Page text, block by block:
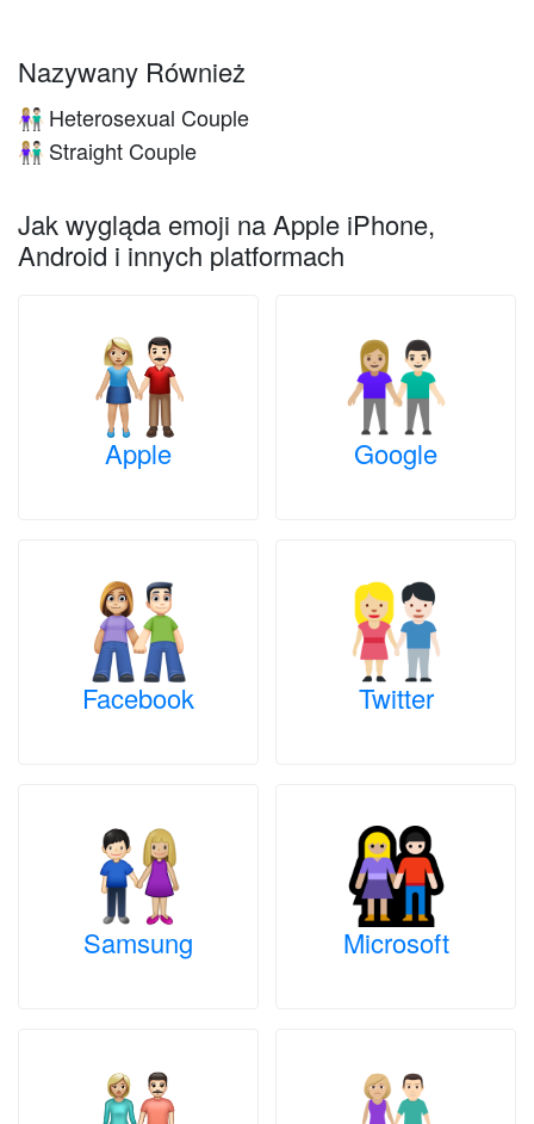
Nazywany Również
👩🏼‍🤝‍👨🏻 Heterosexual Couple
👩🏼‍🤝‍👨🏻 Straight Couple
Jak wygląda emoji na Apple iPhone,
Android i innych platformach
Apple Google
Facebook Twitter
Samsung Microsoft